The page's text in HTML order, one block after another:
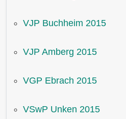
VJP Buchheim 2015
VJP Amberg 2015
VGP Ebrach 2015
VSwP Unken 2015